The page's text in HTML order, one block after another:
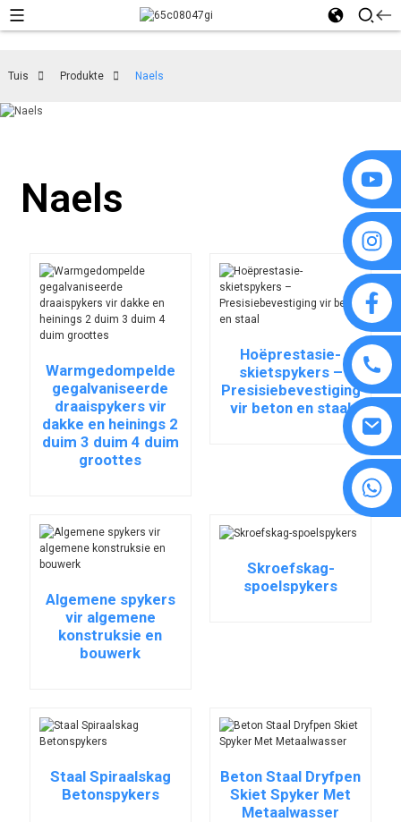
Tuis Produkte Naels
Naels
Warmgedompelde
gegalvaniseerde
draaispykers vir
dakke en heinings 2
duim 3 duim 4 duim
groottes
Hoëprestasie-
skietspykers –
Presisiebevestiging
vir beton en staal
Algemene spykers
vir algemene
konstruksie en
bouwerk
Skroefskag-
spoelspykers
Staal Spiraalskag
Betonspykers
Beton Staal Dryfpen
Skiet Spyker Met
Metaalwasser